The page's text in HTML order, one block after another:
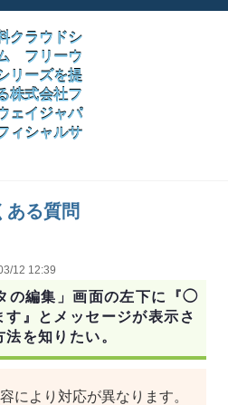
ある質問
12 12:39
の編集」画面の左下に『◯
す』とメッセージが表示さ
を知りたい。
により対応が異なります。